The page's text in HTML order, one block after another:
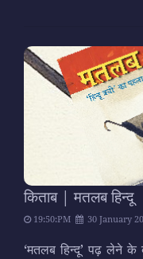
किताब | मतलब हिन्दू
19:50:PM 30 January
‘मतलब हिन्दू’ पढ़ लेने